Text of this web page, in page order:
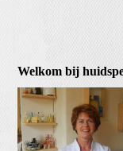
Welkom bij